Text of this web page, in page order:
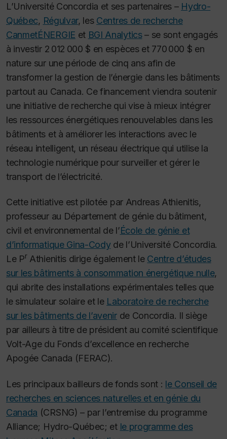
L’Université Concordia et ses partenaires – Hydro-
Québec, Régulvar, les Centres de recherche
CanmetÉNERGIE et BGI Analytics– se sont engagés
à investir 2 012 000 $ en espèces et 770 000 $ en
nature sur une période de cinq ans afin de
transformer la gestion de l’énergie dans les bâtiments
partout au Canada. Ce financement viendra soutenir
une initiative de recherche qui vise à mieux intégrer
les ressources énergétiques renouvelables dans les
bâtiments et à améliorer les interactions avec le
réseau intelligent, un réseau électrique qui utilise la
technologie numérique pour surveiller et gérer le
transport de l’électricité.
Cette initiative est pilotée par Andreas Athienitis,
professeur au Département de génie du bâtiment,
civil et environnemental de l’École de génie et
d’informatique Gina-Codyde l’Université Concordia.
Le Pr Athienitis dirige également le Centre d’études
sur les bâtiments à consommation énergétique nulle,
qui abrite des installations expérimentales telles que
le simulateur solaire et le Laboratoire de recherche
sur les bâtiments de l’avenirde Concordia. Il siège
par ailleurs à titre de président au comité scientifique
Volt-Age du Fonds d’excellence en recherche
Apogée Canada (FERAC).
Les principaux bailleurs de fonds sont : le Conseil de
recherches en sciences naturelles et en génie du
Canada (CRSNG) – par l’entremise du programme
Alliance; Hydro-Québec; et le programme des